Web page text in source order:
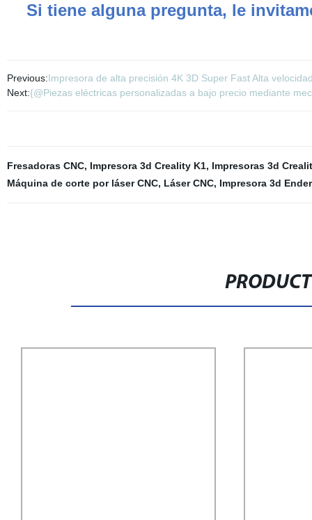
Si tiene alguna pregunta, le
Previous:Impresora de alta precisión 4K 3D Super Fast Alta
Next:{@Piezas eléctricas personalizadas a bajo precio mediante
Fresadoras CNC, Impresora 3d Creality K1, Impresoras 3d
Máquina de corte por láser CNC, Láser CNC, Impresora 3d